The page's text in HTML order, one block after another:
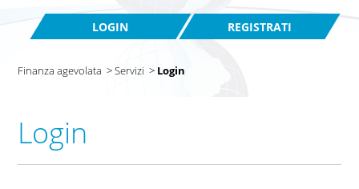
LOGIN REGISTRATI
Finanza agevolata >Servizi > Login
Login